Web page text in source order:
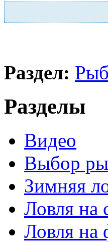
Раздел:
Разделы
Видео
Выбор
Зимняя
Ловля на
Ловля на